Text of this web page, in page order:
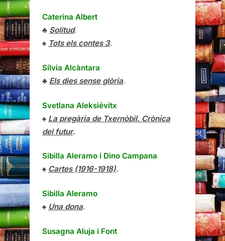
Caterina Albert
♣ Solitud.
♠ Tots els contes 3.
Sílvia Alcàntara
♣ Els dies sense glòria.
Svetlana Aleksiévitx
♠ La pregària de Txernòbil. Crònica
del futur.
Sibilla Aleramo i Dino Campana
♠ Cartes (1916-1918).
Sibilla Aleramo
♠ Una dona.
Susagna Aluja i Font